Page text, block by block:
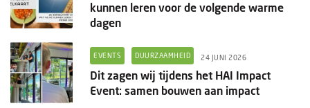
kunnen leren voor de volgende warme
dagen
EVENTS DUURZAAMHEID 24 JUNI 2026
Dit zagen wij tijdens het HAI Impact
Event: samen bouwen aan impact